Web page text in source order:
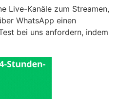
Live-Kanäle zum Streamen,
WhatsApp einen
bei uns anfordern, indem